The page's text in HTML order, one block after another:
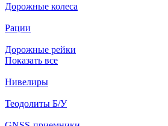
Дорожные колеса
Рации
Дорожные рейки
Показать все
Нивелиры
Теодолиты Б/У